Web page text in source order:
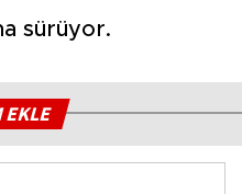
sürüyor.
EKLE